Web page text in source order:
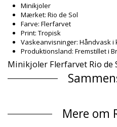
Minikjoler
Mærket: Rio de Sol
Farve: Flerfarvet
Print: Tropisk
Vaskeanvisninger: Håndvask
Produktionsland: Fremstillet i
Minikjoler Flerfarvet Rio de
Mere om